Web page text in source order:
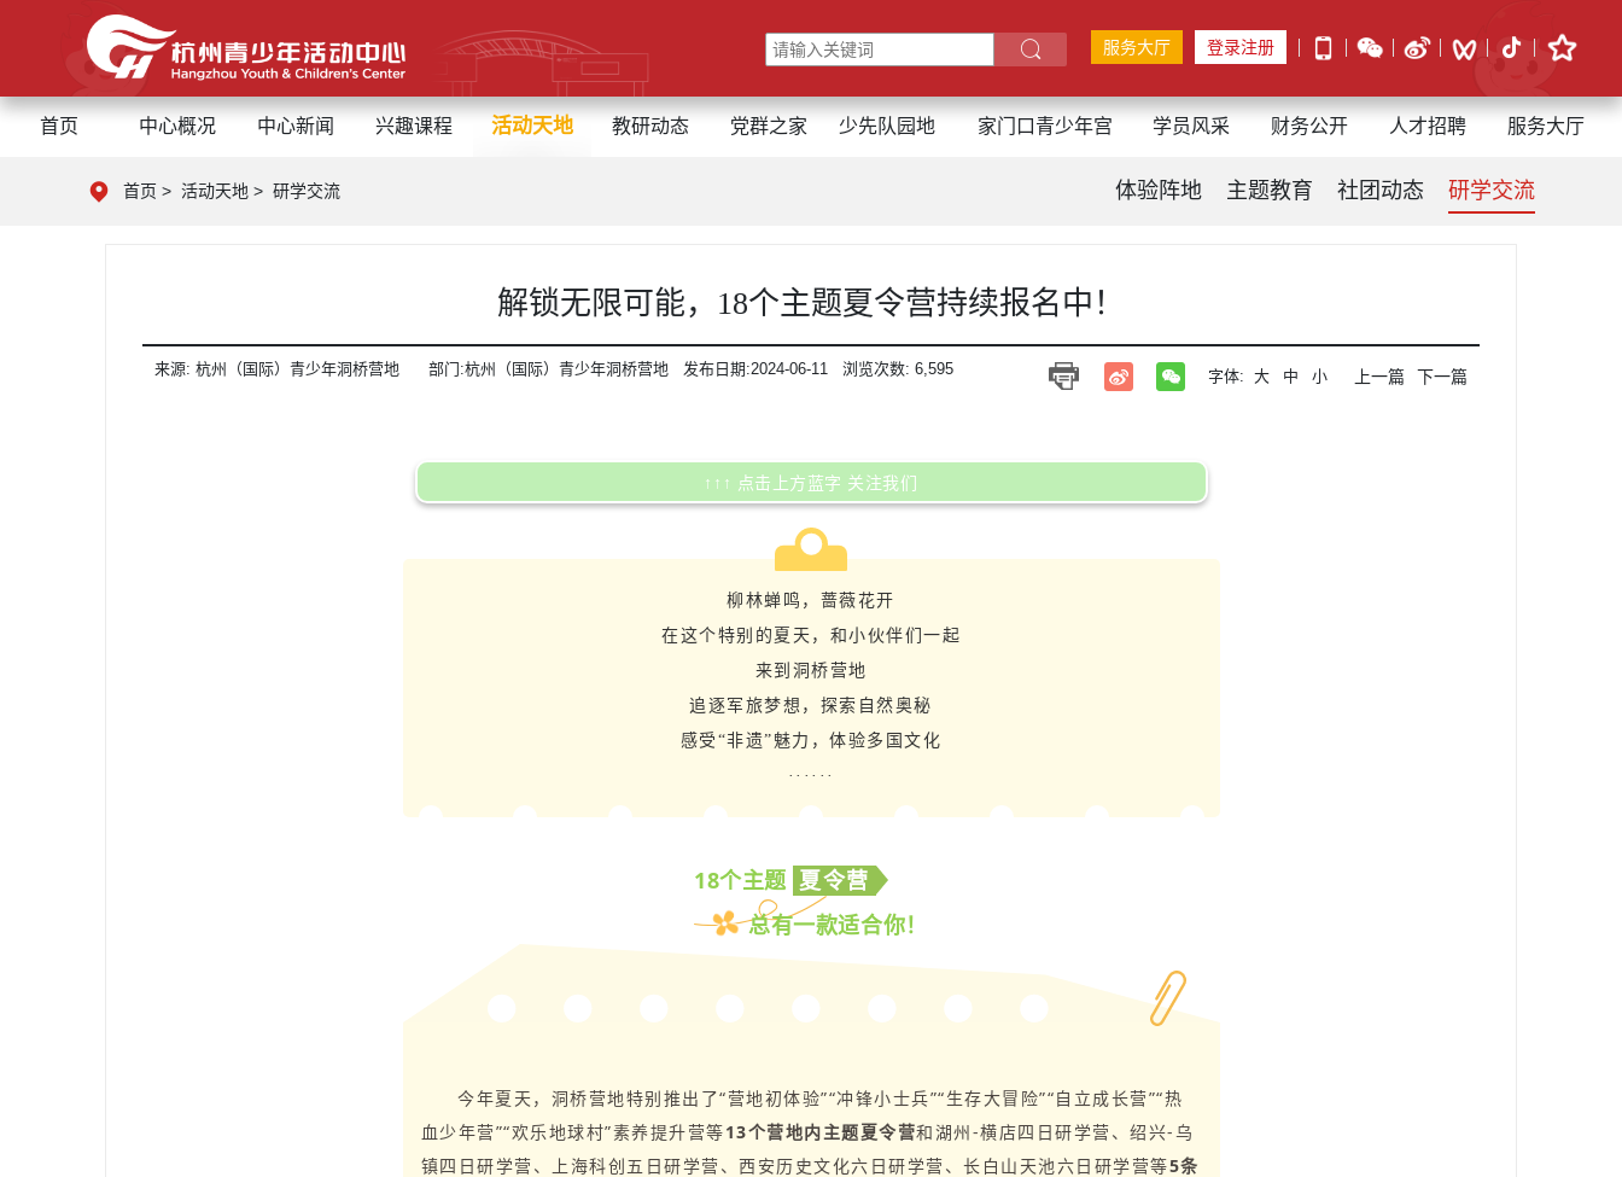
服务大厅 登录注册
首页 中心概况 中心新闻 兴趣课程 活动天地 教研动态 党群之家 少先队园地 家门口青少年宫 学员风采 财务公开 人才招聘 服务大厅
首页 > 活动天地 > 研学交流 体验阵地 主题教育 社团动态 研学交流
解锁无限可能，18个主题夏令营持续报名中！
来源: 杭州（国际）青少年洞桥营地 部门:杭州（国际）青少年洞桥营地 发布日期:2024-06-11 浏览次数: 6,595 字体: 大 中 小 上一篇 下一篇
↑↑↑ 点击上方蓝字 关注我们
柳林蝉鸣，蔷薇花开
在这个特别的夏天，和小伙伴们一起
来到洞桥营地
追逐军旅梦想，探索自然奥秘
感受“非遗”魅力，体验多国文化
······
18个主题 夏令营
总有一款适合你！
今年夏天，洞桥营地特别推出了“营地初体验”“冲锋小士兵”“生存大冒险”“自立成长营”“热
血少年营”“欢乐地球村”素养提升营等13个营地内主题夏令营和湖州-横店四日研学营、绍兴-乌
镇四日研学营、上海科创五日研学营、西安历史文化六日研学营、长白山天池六日研学营等5条